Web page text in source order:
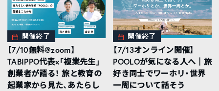
開催終了
【7/10無料@zoom】
TABIPPO代表×「複業先生」
創業者が語る！ 旅と教育の
起業家から見た、あたらし
開催終了
【7/13オンライン開催】
POOLOが気になる人へ｜旅
好き同士でワーホリ・世界
一周について話そう